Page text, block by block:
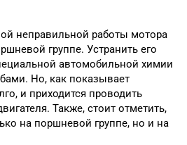
неправильной работы мотора
группе. Устранить его
автомобильной химии
Но, как показывает
и приходится проводить
Также, стоит отметить,
на поршневой группе, но и на